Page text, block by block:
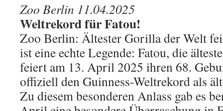
Zoo Berlin 11.04.2025
Weltrekord für Fatou!
Zoo Berlin: Ältester Gorilla der Welt
ist eine echte Legende: Fatou, die
feiert am 13. April 2025 ihren 68.
offiziell den Guinness-Weltrekord als
Zu diesem besonderen Anlass gab es